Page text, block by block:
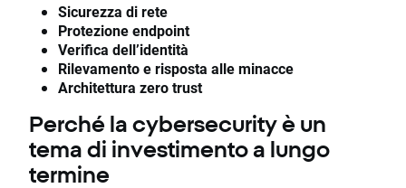
Sicurezza di rete
Protezione endpoint
Verifica dell’identità
Rilevamento e risposta alle minacce
Architettura zero trust
Perché la cybersecurity è un
tema di investimento a lungo
termine